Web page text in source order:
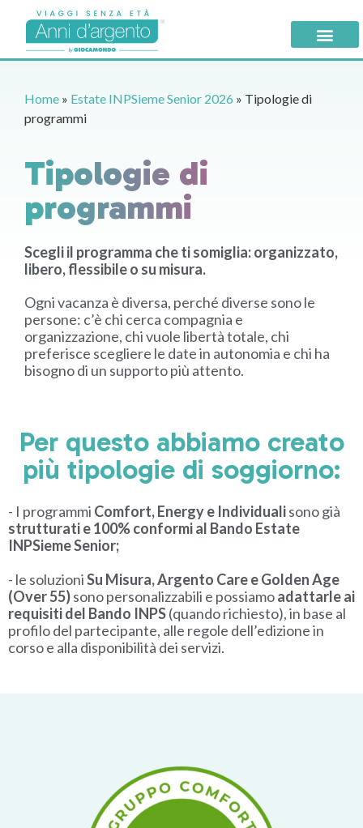
Home » Estate INPSieme Senior 2026 » Tipologie di
programmi
Tipologie di
programmi
Scegli il programma che ti somiglia: organizzato,
libero, flessibile o su misura.
Ogni vacanza è diversa, perché diverse sono le
persone: c’è chi cerca compagnia e
organizzazione, chi vuole libertà totale, chi
preferisce scegliere le date in autonomia e chi ha
bisogno di un supporto più attento.
Per questo abbiamo creato
più tipologie di soggiorno:
- I programmi Comfort, Energy e Individualisono già
strutturati e 100% conformi al Bando Estate
INPSieme Senior;
- le soluzioniSu Misura, Argento Care e Golden Age
(Over 55)sono personalizzabili e possiamoadattarle ai
requisiti del Bando INPS(quando richiesto), in base al
profilo del partecipante, alle regole dell’edizione in
corso e alla disponibilità dei servizi.